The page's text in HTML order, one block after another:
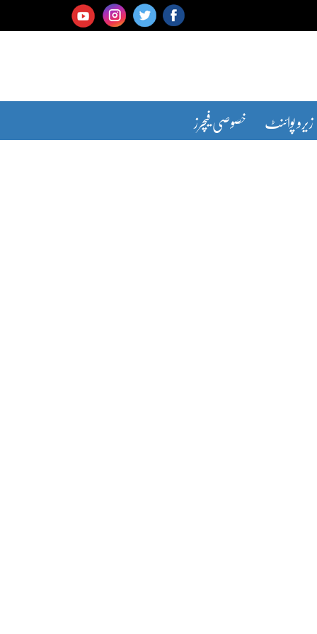
زیرو پوائنٹ خصوصی فیچرز